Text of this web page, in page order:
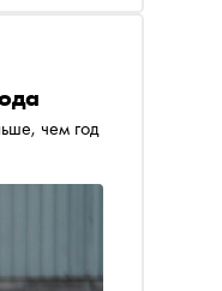
чем год